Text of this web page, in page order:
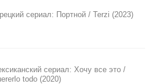
сериал: Портной / Terzi (2023)
сериал: Хочу все это /
todo (2020)